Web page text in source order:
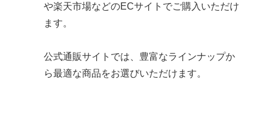
や楽天市場などのECサイトでご購入いただけ
ます。
公式通販サイトでは、豊富なラインナップか
ら最適な商品をお選びいただけます。